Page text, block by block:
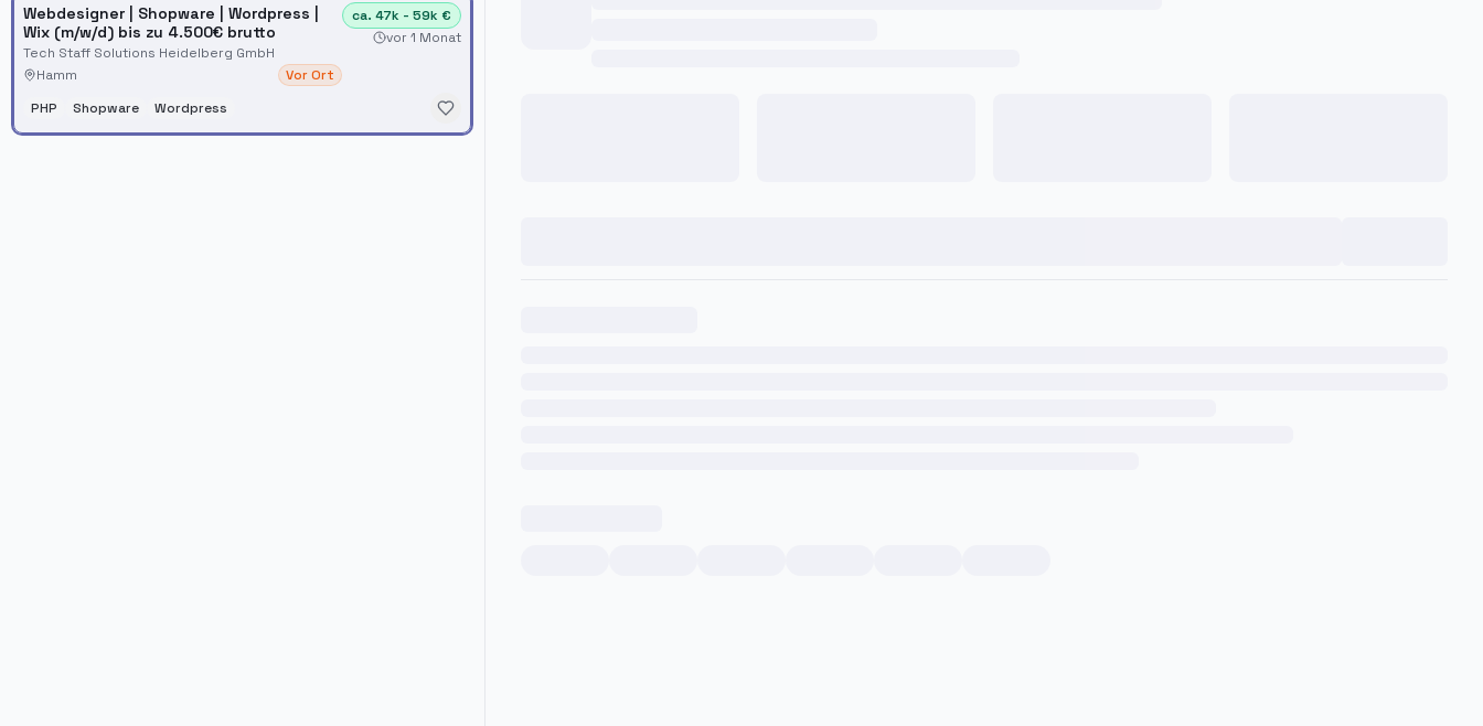
Webdesigner | Shopware | Wordpress |
Wix (m/w/d) bis zu 4.500€ brutto
Tech Staff Solutions Heidelberg GmbH
Hamm
Vor Ort
ca. 47k - 59k €
vor 1 Monat
PHP Shopware Wordpress